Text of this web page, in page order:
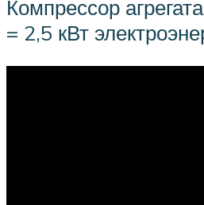
Компрессор
= 2,5 кВт